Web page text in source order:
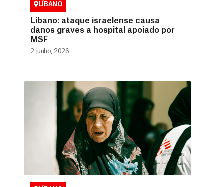
LÍBANO
Líbano: ataque israelense causa
danos graves a hospital apoiado por
MSF
2 junho, 2026